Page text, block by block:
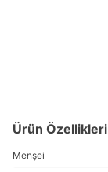
Ürün Özellikleri
Menşei